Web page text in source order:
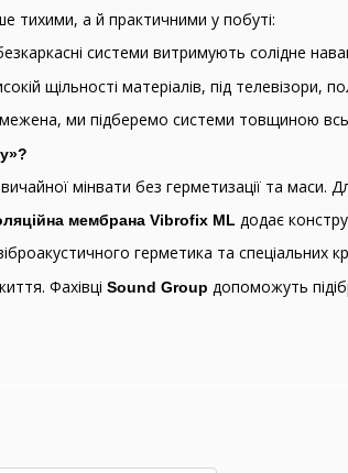
тихими, а й практичними у побуті:
системи витримують солідне
щільності матеріалів, під телевізори,
ми підберемо системи товщиною
мінвати без герметизації та маси.
мембрана Vibrofix ML додає
герметика та спеціальних
Фахівці Sound Group допоможуть